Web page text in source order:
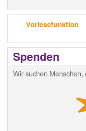
Vorlesefunktion
Spenden
Wir suchen